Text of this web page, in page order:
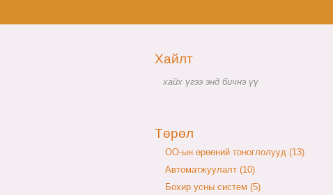
Хайлт
Төрөл
OO-ын өрөөний тоноглолууд (13)
Автоматжуулалт (10)
Бохир усны систем (5)